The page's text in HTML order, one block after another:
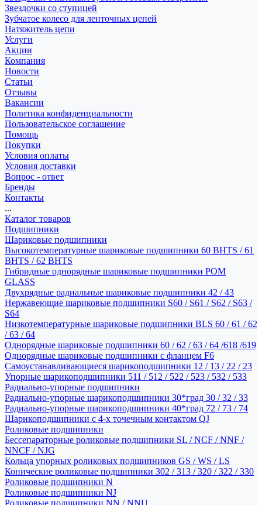
Звездочки со ступицей
Зубчатое колесо для ленточных цепей
Натяжитель цепи
Услуги
Акции
Компания
Новости
Статьи
Отзывы
Вакансии
Политика конфиденциальности
Пользовательское соглашение
Помощь
Покупки
Условия оплаты
Условия доставки
Вопрос - ответ
Бренды
Контакты
...
Каталог товаров
Подшипники
Шариковые подшипники
Высокотемпературные шариковые подшипники 60 BHTS / 61
BHTS / 62 BHTS
Гибридные однорядные шариковые подшипники POM
GLASS
Двухрядные радиальные шариковые подшипники 42 / 43
Нержавеющие шариковые подшипники S60 / S61 / S62 / S63 /
S64
Низкотемпературные шариковые подшипники BLS 60 / 61 / 62
/ 63 / 64
Однорядные шариковые подшипники 60 / 62 / 63 / 64 /618 /619
Однорядные шариковые подшипники с фланцем F6
Самоустанавливающиеся шарикоподшипники 12 / 13 / 22 / 23
Упорные шарикоподшипники 511 / 512 / 522 / 523 / 532 / 533
Радиально-упорные подшипники
Радиально-упорные шарикоподшипники 30*град 30 / 32 / 33
Радиально-упорные шарикоподшипники 40*град 72 / 73 / 74
Шарикоподшипники с 4-х точечным контактом QJ
Роликовые подшипники
Бессепараторные роликовые подшипники SL / NCF / NNF /
NNCF / NJG
Кольца упорных роликовых подшипников GS / WS / LS
Конические роликовые подшипники 302 / 313 / 320 / 322 / 330
Роликовые подшипники N
Роликовые подшипники NJ
Роликовые подшипники NN / NNU